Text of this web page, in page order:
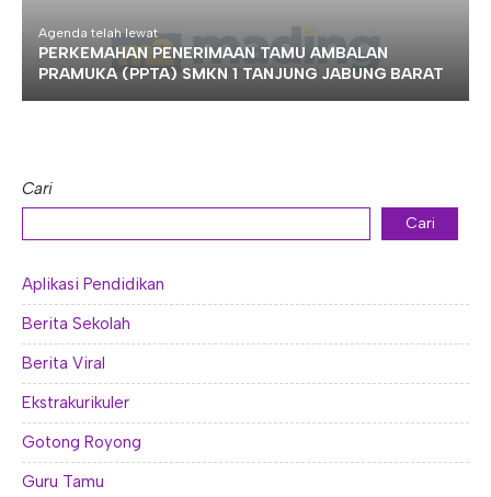
Agenda telah lewat
PERKEMAHAN PENERIMAAN TAMU AMBALAN
PRAMUKA (PPTA) SMKN 1 TANJUNG JABUNG BARAT
Cari
Cari
Aplikasi Pendidikan
Berita Sekolah
Berita Viral
Ekstrakurikuler
Gotong Royong
Guru Tamu